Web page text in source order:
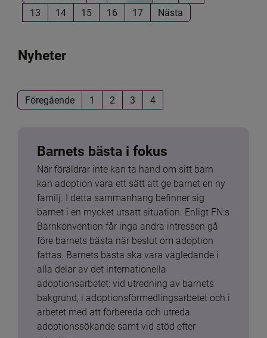
13
14 15 16 17 Nästa
Nyheter
Föregående 1 2 3 4
Barnets bästa i fokus
När föräldrar inte kan ta hand om sitt barn
kan adoption vara ett sätt att ge barnet en ny
familj. I detta sammanhang befinner sig
barnet i en mycket utsatt situation. Enligt FN:s
Barnkonvention får inga andra intressen gå
före barnets bästa när beslut om adoption
fattas. Barnets bästa ska vara vägledande i
alla delar av det internationella
adoptionsarbetet: vid utredning av barnets
bakgrund, i adoptionsförmedlingsarbetet och i
arbetet med att förbereda och utreda
adoptionssökande samt vid stöd efter